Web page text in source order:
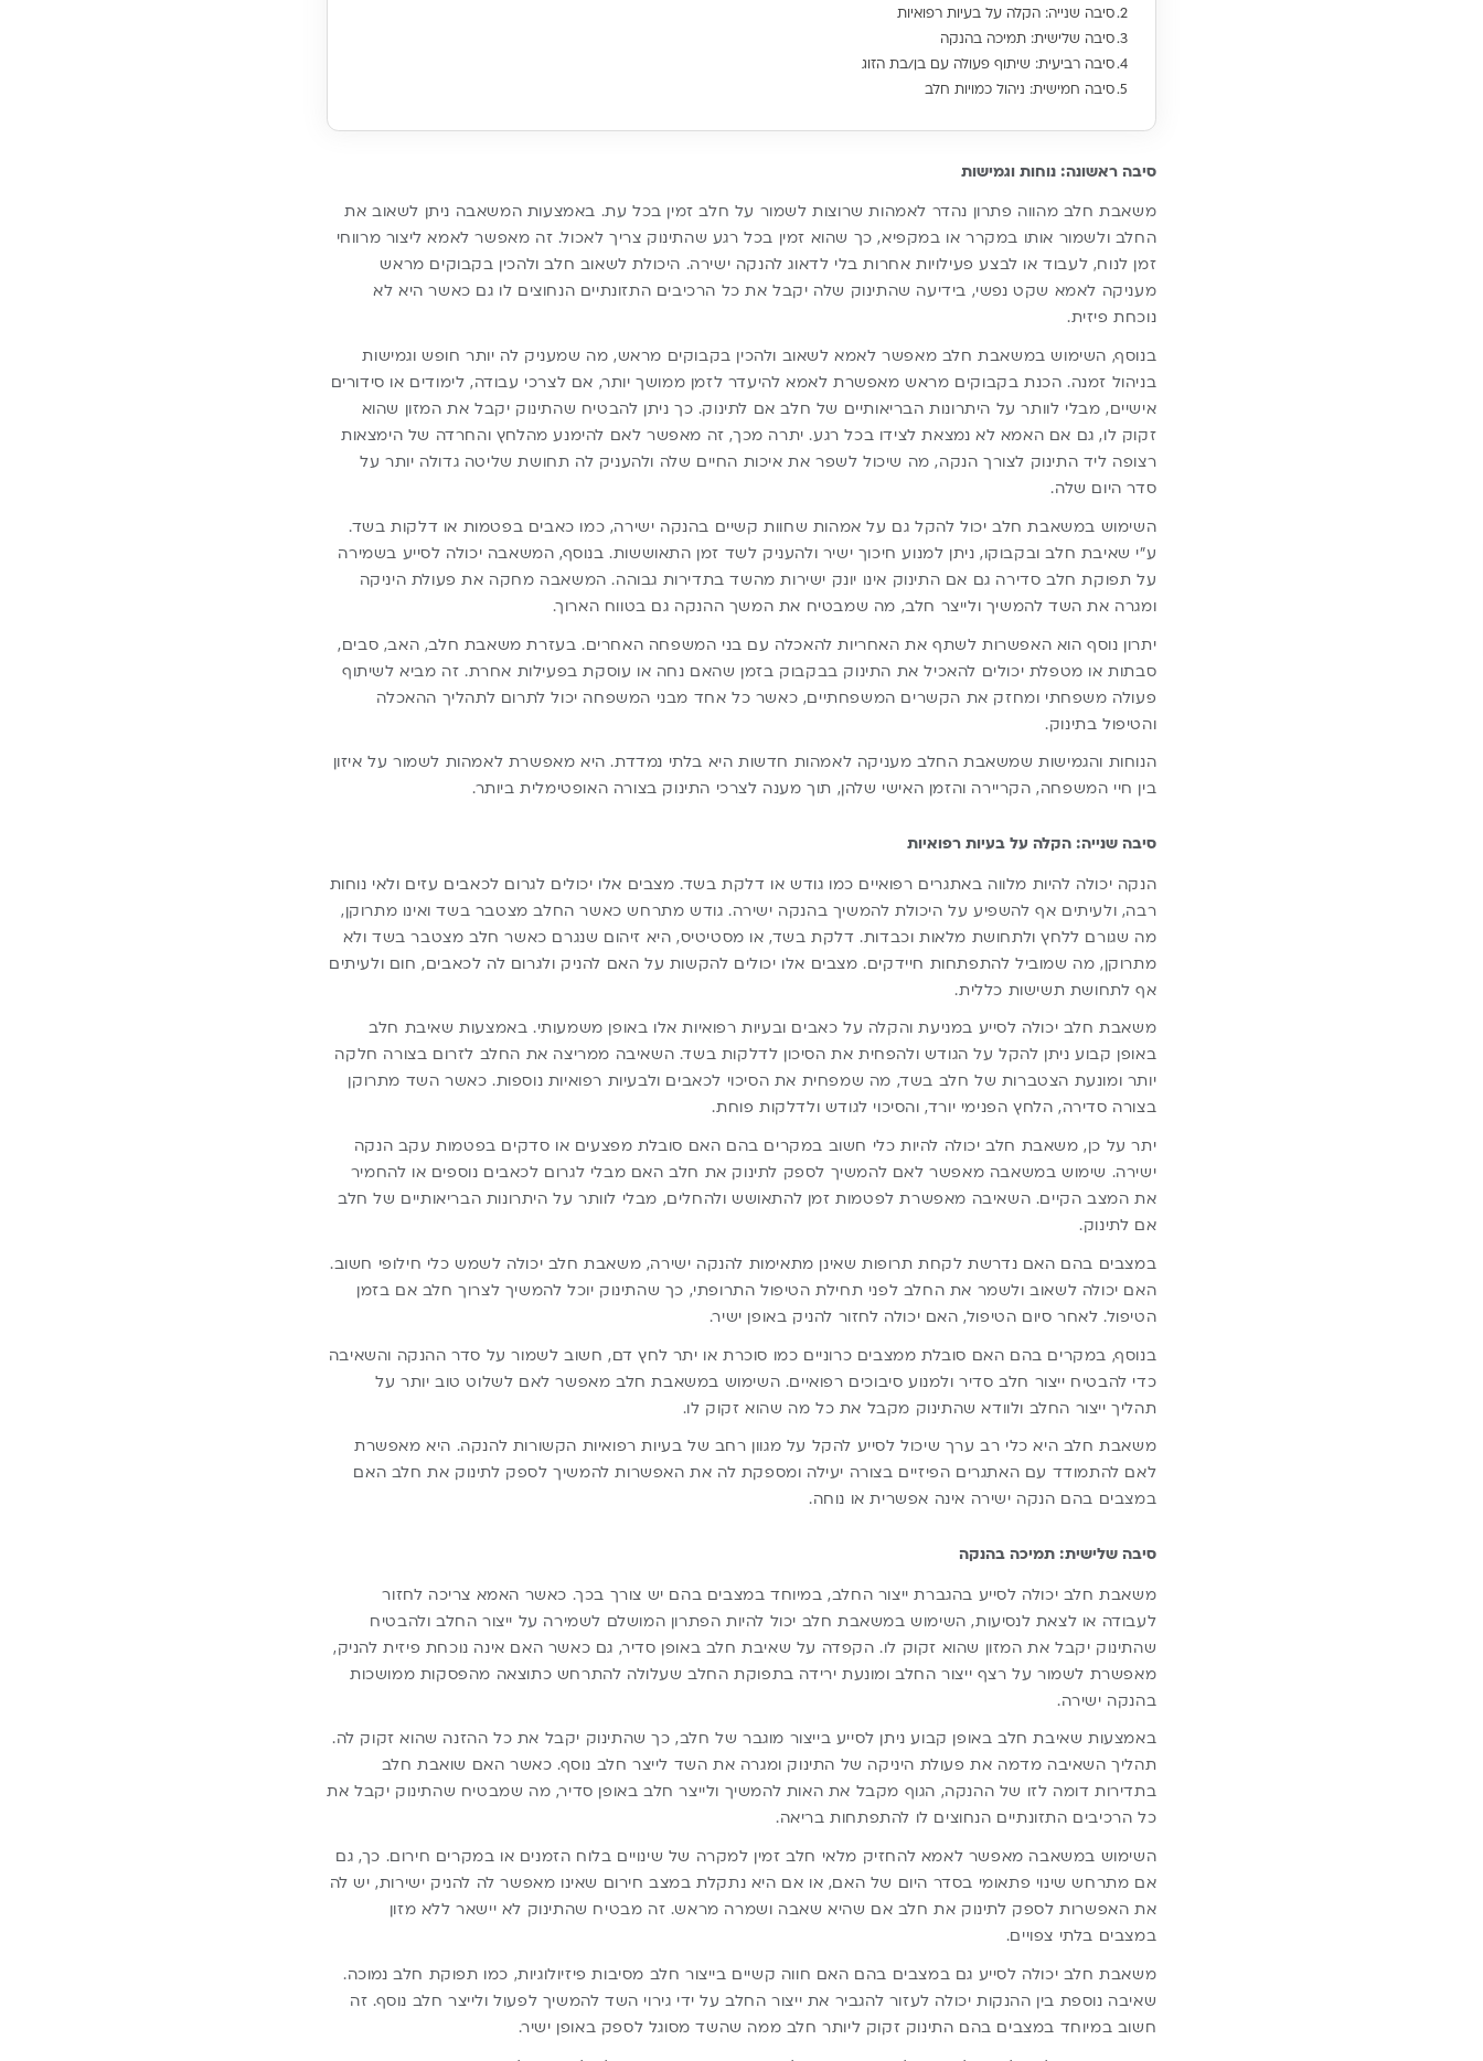
סיבה שנייה: הקלה על בעיות רפואיות
סיבה שלישית: תמיכה בהנקה
סיבה רביעית: שיתוף פעולה עם בן/בת הזוג
סיבה חמישית: ניהול כמויות חלב
סיבה ראשונה: נוחות וגמישות
משאבת חלב מהווה פתרון נהדר לאמהות שרוצות לשמור על חלב זמין בכל עת. באמצעות המשאבה ניתן לשאוב את
החלב ולשמור אותו במקרר או במקפיא, כך שהוא זמין בכל רגע שהתינוק צריך לאכול. זה מאפשר לאמא ליצור מרווחי
זמן לנוח, לעבוד או לבצע פעילויות אחרות בלי לדאוג להנקה ישירה. היכולת לשאוב חלב ולהכין בקבוקים מראש
מעניקה לאמא שקט נפשי, בידיעה שהתינוק שלה יקבל את כל הרכיבים התזונתיים הנחוצים לו גם כאשר היא לא
נוכחת פיזית.
בנוסף, השימוש במשאבת חלב מאפשר לאמא לשאוב ולהכין בקבוקים מראש, מה שמעניק לה יותר חופש וגמישות
בניהול זמנה. הכנת בקבוקים מראש מאפשרת לאמא להיעדר לזמן ממושך יותר, אם לצרכי עבודה, לימודים או סידורים
אישיים, מבלי לוותר על היתרונות הבריאותיים של חלב אם לתינוק. כך ניתן להבטיח שהתינוק יקבל את המזון שהוא
זקוק לו, גם אם האמא לא נמצאת לצידו בכל רגע. יתרה מכך, זה מאפשר לאם להימנע מהלחץ והחרדה של הימצאות
רצופה ליד התינוק לצורך הנקה, מה שיכול לשפר את איכות החיים שלה ולהעניק לה תחושת שליטה גדולה יותר על
סדר היום שלה.
השימוש במשאבת חלב יכול להקל גם על אמהות שחוות קשיים בהנקה ישירה, כמו כאבים בפטמות או דלקות בשד.
ע”י שאיבת חלב ובקבוקו, ניתן למנוע חיכוך ישיר ולהעניק לשד זמן התאוששות. בנוסף, המשאבה יכולה לסייע בשמירה
על תפוקת חלב סדירה גם אם התינוק אינו יונק ישירות מהשד בתדירות גבוהה. המשאבה מחקה את פעולת היניקה
ומגרה את השד להמשיך ולייצר חלב, מה שמבטיח את המשך ההנקה גם בטווח הארוך.
יתרון נוסף הוא האפשרות לשתף את האחריות להאכלה עם בני המשפחה האחרים. בעזרת משאבת חלב, האב, סבים,
סבתות או מטפלת יכולים להאכיל את התינוק בבקבוק בזמן שהאם נחה או עוסקת בפעילות אחרת. זה מביא לשיתוף
פעולה משפחתי ומחזק את הקשרים המשפחתיים, כאשר כל אחד מבני המשפחה יכול לתרום לתהליך ההאכלה
והטיפול בתינוק.
הנוחות והגמישות שמשאבת החלב מעניקה לאמהות חדשות היא בלתי נמדדת. היא מאפשרת לאמהות לשמור על איזון
בין חיי המשפחה, הקריירה והזמן האישי שלהן, תוך מענה לצרכי התינוק בצורה האופטימלית ביותר.
סיבה שנייה: הקלה על בעיות רפואיות
הנקה יכולה להיות מלווה באתגרים רפואיים כמו גודש או דלקת בשד. מצבים אלו יכולים לגרום לכאבים עזים ולאי נוחות
רבה, ולעיתים אף להשפיע על היכולת להמשיך בהנקה ישירה. גודש מתרחש כאשר החלב מצטבר בשד ואינו מתרוקן,
מה שגורם ללחץ ולתחושת מלאות וכבדות. דלקת בשד, או מסטיטיס, היא זיהום שנגרם כאשר חלב מצטבר בשד ולא
מתרוקן, מה שמוביל להתפתחות חיידקים. מצבים אלו יכולים להקשות על האם להניק ולגרום לה לכאבים, חום ולעיתים
אף לתחושת תשישות כללית.
משאבת חלב יכולה לסייע במניעת והקלה על כאבים ובעיות רפואיות אלו באופן משמעותי. באמצעות שאיבת חלב
באופן קבוע ניתן להקל על הגודש ולהפחית את הסיכון לדלקות בשד. השאיבה ממריצה את החלב לזרום בצורה חלקה
יותר ומונעת הצטברות של חלב בשד, מה שמפחית את הסיכוי לכאבים ולבעיות רפואיות נוספות. כאשר השד מתרוקן
בצורה סדירה, הלחץ הפנימי יורד, והסיכוי לגודש ולדלקות פוחת.
יתר על כן, משאבת חלב יכולה להיות כלי חשוב במקרים בהם האם סובלת מפצעים או סדקים בפטמות עקב הנקה
ישירה. שימוש במשאבה מאפשר לאם להמשיך לספק לתינוק את חלב האם מבלי לגרום לכאבים נוספים או להחמיר
את המצב הקיים. השאיבה מאפשרת לפטמות זמן להתאושש ולהחלים, מבלי לוותר על היתרונות הבריאותיים של חלב
אם לתינוק.
במצבים בהם האם נדרשת לקחת תרופות שאינן מתאימות להנקה ישירה, משאבת חלב יכולה לשמש כלי חילופי חשוב.
האם יכולה לשאוב ולשמר את החלב לפני תחילת הטיפול התרופתי, כך שהתינוק יוכל להמשיך לצרוך חלב אם בזמן
הטיפול. לאחר סיום הטיפול, האם יכולה לחזור להניק באופן ישיר.
בנוסף, במקרים בהם האם סובלת ממצבים כרוניים כמו סוכרת או יתר לחץ דם, חשוב לשמור על סדר ההנקה והשאיבה
כדי להבטיח ייצור חלב סדיר ולמנוע סיבוכים רפואיים. השימוש במשאבת חלב מאפשר לאם לשלוט טוב יותר על
תהליך ייצור החלב ולוודא שהתינוק מקבל את כל מה שהוא זקוק לו.
משאבת חלב היא כלי רב ערך שיכול לסייע להקל על מגוון רחב של בעיות רפואיות הקשורות להנקה. היא מאפשרת
לאם להתמודד עם האתגרים הפיזיים בצורה יעילה ומספקת לה את האפשרות להמשיך לספק לתינוק את חלב האם
במצבים בהם הנקה ישירה אינה אפשרית או נוחה.
סיבה שלישית: תמיכה בהנקה
משאבת חלב יכולה לסייע בהגברת ייצור החלב, במיוחד במצבים בהם יש צורך בכך. כאשר האמא צריכה לחזור
לעבודה או לצאת לנסיעות, השימוש במשאבת חלב יכול להיות הפתרון המושלם לשמירה על ייצור החלב ולהבטיח
שהתינוק יקבל את המזון שהוא זקוק לו. הקפדה על שאיבת חלב באופן סדיר, גם כאשר האם אינה נוכחת פיזית להניק,
מאפשרת לשמור על רצף ייצור החלב ומונעת ירידה בתפוקת החלב שעלולה להתרחש כתוצאה מהפסקות ממושכות
בהנקה ישירה.
באמצעות שאיבת חלב באופן קבוע ניתן לסייע בייצור מוגבר של חלב, כך שהתינוק יקבל את כל ההזנה שהוא זקוק לה.
תהליך השאיבה מדמה את פעולת היניקה של התינוק ומגרה את השד לייצר חלב נוסף. כאשר האם שואבת חלב
בתדירות דומה לזו של ההנקה, הגוף מקבל את האות להמשיך ולייצר חלב באופן סדיר, מה שמבטיח שהתינוק יקבל את
כל הרכיבים התזונתיים הנחוצים לו להתפתחות בריאה.
השימוש במשאבה מאפשר לאמא להחזיק מלאי חלב זמין למקרה של שינויים בלוח הזמנים או במקרים חירום. כך, גם
אם מתרחש שינוי פתאומי בסדר היום של האם, או אם היא נתקלת במצב חירום שאינו מאפשר לה להניק ישירות, יש לה
את האפשרות לספק לתינוק את חלב אם שהיא שאבה ושמרה מראש. זה מבטיח שהתינוק לא יישאר ללא מזון
במצבים בלתי צפויים.
משאבת חלב יכולה לסייע גם במצבים בהם האם חווה קשיים בייצור חלב מסיבות פיזיולוגיות, כמו תפוקת חלב נמוכה.
שאיבה נוספת בין ההנקות יכולה לעזור להגביר את ייצור החלב על ידי גירוי השד להמשיך לפעול ולייצר חלב נוסף. זה
חשוב במיוחד במצבים בהם התינוק זקוק ליותר חלב ממה שהשד מסוגל לספק באופן ישיר.